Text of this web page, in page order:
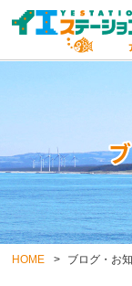
HOME ブログ・お